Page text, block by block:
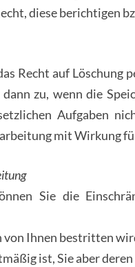
diese berichtigen
Recht auf Löschung
zu, wenn die
Aufgaben
mit Wirkung
Sie die
von Ihnen bestritten
ist, Sie aber